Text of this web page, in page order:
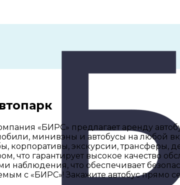
«БИРС» предлагает аренду
минивэны и автобусы на любой
корпоративы, экскурсии, трансферы,
что гарантирует высокое качество
что обеспечивает
с «БИРС»! Закажите автобус прямо